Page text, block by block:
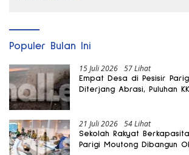
Populer Bulan Ini
15 Juli 2026 57 Lihat
Empat Desa di Pesisir
Diterjang Abrasi, Puluhan
21 Juli 2026 54 Lihat
Sekolah Rakyat
Parigi Moutong Dibangun